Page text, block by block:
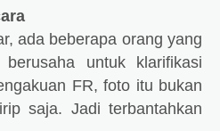
ada beberapa orang yang
untuk klarifikasi
FR, foto itu bukan
saja. Jadi terbantahkan